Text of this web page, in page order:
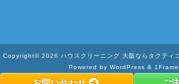
Copyright© 2026 ハウスクリーニング 大阪ならタクティ
Powered by WordPress &